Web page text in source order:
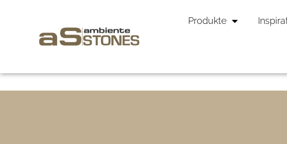
Produkte